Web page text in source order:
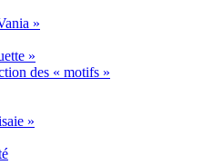
»
»
des « motifs »
»